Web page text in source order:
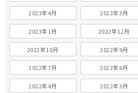
2023年4月 2023年3月
2023年1月 2022年12月
2022年10月 2022年9月
2022年7月 2022年6月
2022年4月 2022年3月